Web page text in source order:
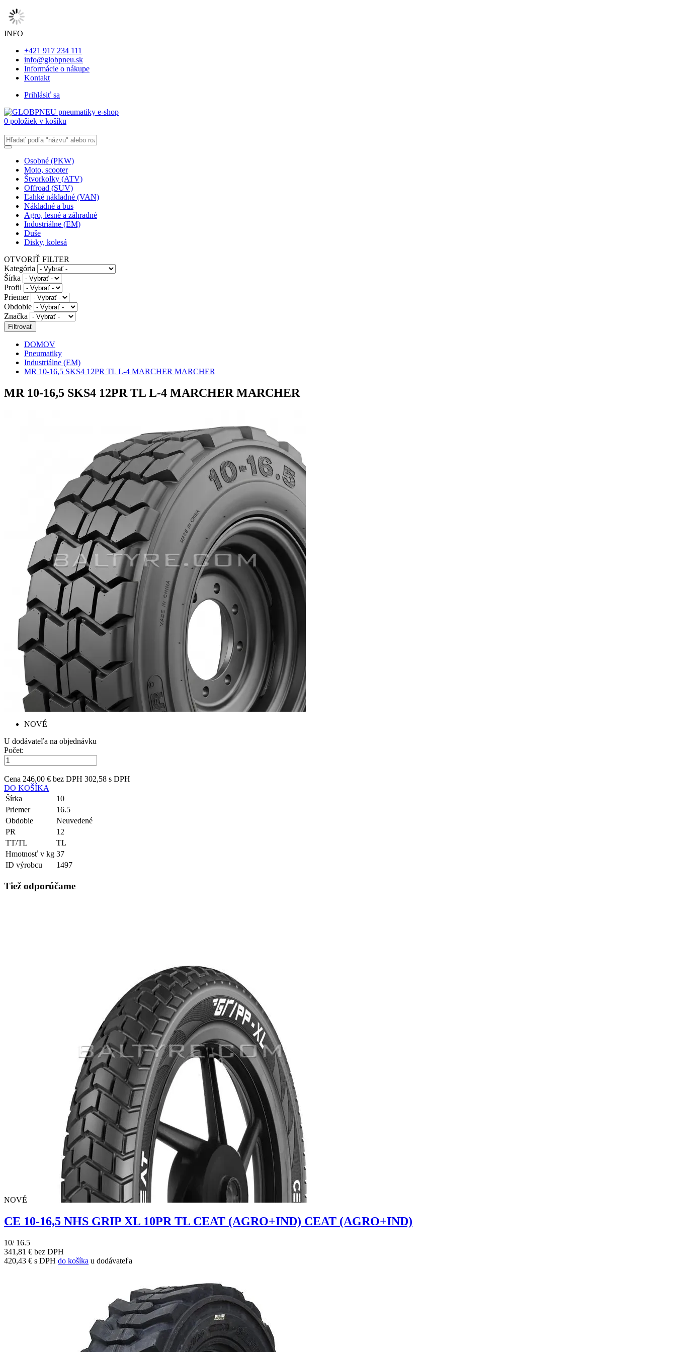
INFO
+421 917 234 111
info@globpneu.sk
Informácie o nákupe
Kontakt
Prihlásiť sa
0 položiek v košíku
Osobné (PKW)
Moto, scooter
Štvorkolky (ATV)
Offroad (SUV)
Ľahké nákladné (VAN)
Nákladné a bus
Agro, lesné a záhradné
Industriálne (EM)
Duše
Disky, kolesá
OTVORIŤ FILTER
Kategória
Šírka
Profil
Priemer
Obdobie
Značka
DOMOV
Pneumatiky
Industriálne (EM)
MR 10-16,5 SKS4 12PR TL L-4 MARCHER MARCHER
MR 10-16,5 SKS4 12PR TL L-4 MARCHER MARCHER
NOVÉ
U dodávateľa na objednávku
Počet:
Cena 246,00 € bez DPH 302,58 s DPH
DO KOŠÍKA
Šírka
10
Priemer
16.5
Obdobie
Neuvedené
PR
12
TT/TL
TL
Hmotnosť v kg 37
ID výrobcu
1497
Tiež odporúčame
NOVÉ
CE 10-16,5 NHS GRIP XL 10PR TL CEAT (AGRO+IND) CEAT (AGRO+IND)
10/ 16.5
341,81 € bez DPH
420,43 € s DPH do košíka u dodávateľa